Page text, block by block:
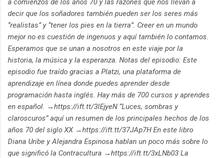
decir que los soñadores también pueden ser los seres más
“realistas” y “tener los pies en la tierra”. Creer en un mundo
mejor no es cuestión de ingenuos y aquí también lo contamos.
Esperamos que se unan a nosotros en este viaje por la
historia, la música y la esperanza. Notas del episodio: Este
episodio fue traído gracias a Platzi, una plataforma de
aprendizaje en línea donde puedes aprender desde
programación hasta inglés. Hay más de 700 cursos y aprendes
en español. →https://ift.tt/3lEjyeN “Luces, sombras y
claroscuros” aquí un resumen de los principales hechos de los
años 70 del siglo XX →https://ift.tt/37JAp7H En este libro
Diana Uribe y Alejandra Espinosa hablan un poco más sobre lo
que significó la Contracultura →https://ift.tt/3xLNb03 La